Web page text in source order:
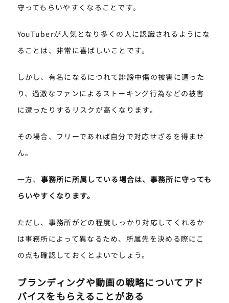
守ってもらいやすくなることです。
YouTuberが人気となり多くの人に認識されるようにな
ることは、非常に喜ばしいことです。
しかし、有名になるにつれて誹謗中傷の被害に遭った
り、過激なファンによるストーキング行為などの被害
に遭ったりするリスクが高くなります。
その場合、フリーであれば自分で対応せざるを得ませ
ん。
一方、 事務所に所属している場合は、事務所に守っても
らいやすくなります。
ただし、事務所がどの程度しっかり対応してくれるか
は事務所によって異なるため、所属先を決める際にこ
の点も確認しておくとよいでしょう。
ブランディングや動画の戦略についてアド
バイスをもらえることがある